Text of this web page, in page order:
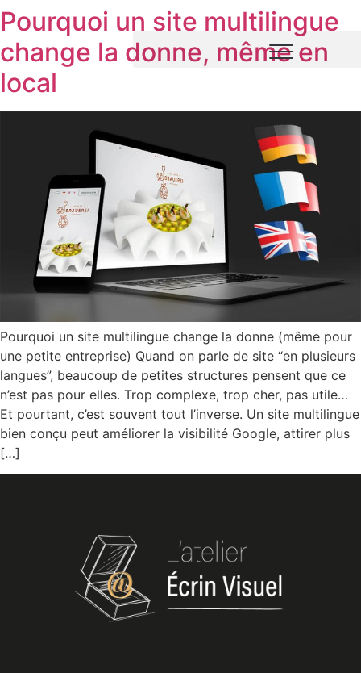
Pourquoi un site multilingue
change la donne, même en
local
Pourquoi un site multilingue change la donne (même pour
une petite entreprise) Quand on parle de site “en plusieurs
langues”, beaucoup de petites structures pensent que ce
n’est pas pour elles. Trop complexe, trop cher, pas utile…
Et pourtant, c’est souvent tout l’inverse. Un site multilingue
bien conçu peut améliorer la visibilité Google, attirer plus
[…]